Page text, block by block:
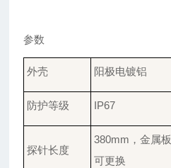
参数
外壳 阳极电镀铝
防护等级 IP67
探针长度
380mm ，金属板
可更换